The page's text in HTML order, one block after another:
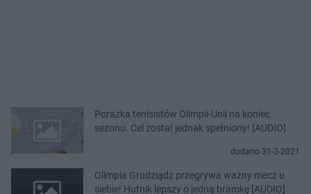
Porażka tenisistów Olimpii-Unii na koniec
sezonu. Cel został jednak spełniony! [AUDIO]
dodano 31-3-2021
Olimpia Grudziądz przegrywa ważny mecz u
siebie! Hutnik lepszy o jedną bramkę [AUDIO]